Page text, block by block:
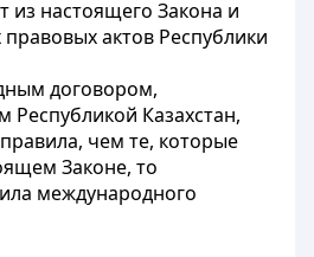
из настоящего Закона и
актов Республики
договором,
Казахстан,
чем те, которые
Законе, то
международного